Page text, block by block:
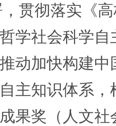
贯彻落实《
学社会科学
动加快构建
主知识体系
果奖（人文